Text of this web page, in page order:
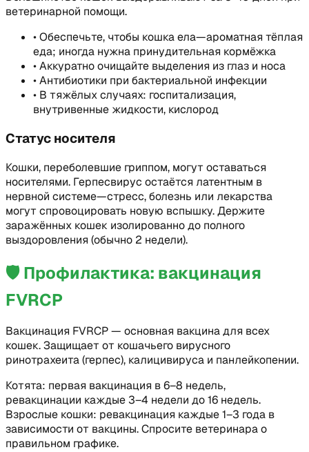
ветеринарной помощи.
•Обеспечьте, чтобы кошка ела—ароматная тёплая
еда; иногда нужна принудительная кормёжка
•Аккуратно очищайте выделения из глаз и носа
•Антибиотики при бактериальной инфекции
• В тяжёлых случаях: госпитализация,
внутривенные жидкости, кислород
Статус носителя
Кошки, переболевшие гриппом, могут оставаться
носителями. Герпесвирус остаётся латентным в
нервной системе—стресс, болезнь или лекарства
могут спровоцировать новую вспышку. Держите
заражённых кошек изолированно до полного
выздоровления (обычно 2 недели).
🛡️Профилактика: вакцинация
FVRCP
Вакцинация FVRCP — основная вакцина для всех
кошек. Защищает от кошачьего вирусного
ринотрахеита (герпес), калицивируса и панлейкопении.
Котята: первая вакцинация в 6–8 недель,
ревакцинации каждые 3–4 недели до 16 недель.
Взрослые кошки: ревакцинация каждые 1–3 года в
зависимости от вакцины. Спросите ветеринара о
правильном графике.